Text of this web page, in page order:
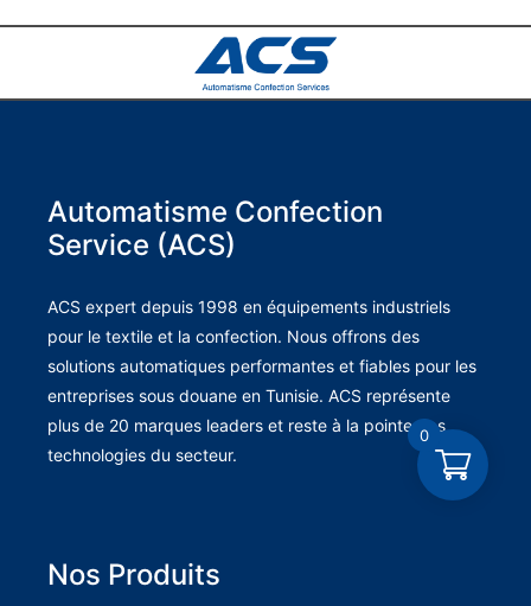
Automatisme Confection
Service (ACS)
ACS expert depuis 1998 en équipements industriels
pour le textile et la confection. Nous offrons des
solutions automatiques performantes et fiables pour les
entreprises sous douane en Tunisie. ACS représente
plus de 20 marques leaders et reste à la pointe des
technologies du secteur.
Nos Produits
0